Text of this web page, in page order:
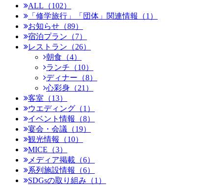
ALL（102）
「修学旅行」「団体」関連情報（1）
お知らせ（89）
宿泊プラン（7）
レストラン（26）
朝食（4）
ランチ（10）
ディナー（8）
心彩身（21）
客室（13）
ウエディング（1）
イベント情報（8）
宴会・会議（19）
観光情報（10）
MICE（3）
メディア掲載（6）
系列施設情報（6）
SDGsの取り組み（1）